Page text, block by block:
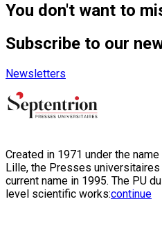
You don't want to
Subscribe to our
Newsletters
Created in 1971 under the
Lille, the Presses
current name in 1995. The PU
level scientific works:continue